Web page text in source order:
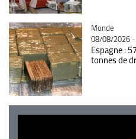
Catégorie
Monde
08/08/2026
Espagne :
tonnes de